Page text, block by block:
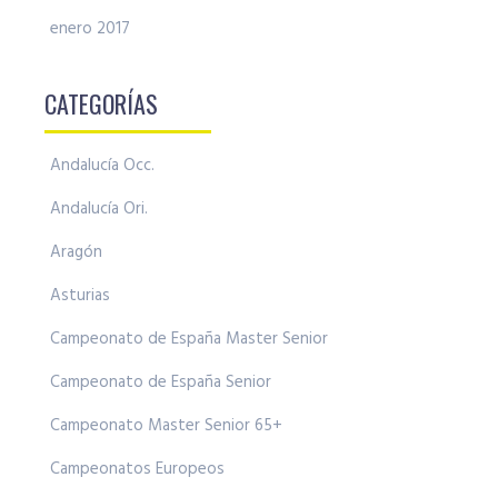
enero 2017
CATEGORÍAS
Andalucía Occ.
Andalucía Ori.
Aragón
Asturias
Campeonato de España Master Senior
Campeonato de España Senior
Campeonato Master Senior 65+
Campeonatos Europeos